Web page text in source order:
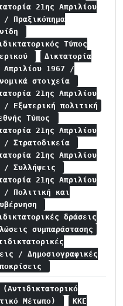
21ης Απριλίου
/ Πραξικόπημα
Τύπος
Δικτατορία
Απριλίου 1967 /
στοιχεία
21ης Απριλίου
/ Εξωτερική πολιτική
Τύπος
21ης Απριλίου
/ Στρατοδικεία
21ης Απριλίου
/ Συλλήψεις
21ης Απριλίου
/ Πολιτική και
δράσεις
συμπαράστασης
/ Δημοσιογραφικές
Μέτωπο)
ΚΚΕ